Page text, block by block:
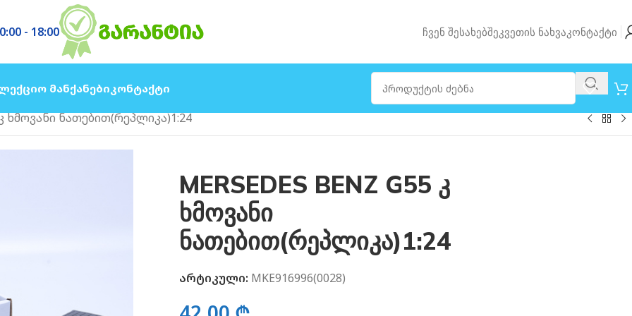
- 18:00 Ჩვენ ᲨესახებᲨეკვეთის ᲜახვაᲙონტაქტი
Მანქანები Კონტაქტი
კ ხმოვანი ნათებით(რეპლიკა)1:24
MERSEDES BENZ G55 კ
ხმოვანი
ნათებით(რეპლიკა)1:24
არტიკული: MKE916996(0028)